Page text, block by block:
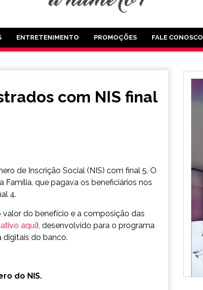
ENTRETENIMENTO PROMOÇÕES FALE CONOSCO
com NIS final
de Inscrição Social (NIS) com final 5. O
que pagava os beneficiários nos
4.
do benefício e a composição das
aqui), desenvolvido para o programa
digitais do banco.
do NIS.